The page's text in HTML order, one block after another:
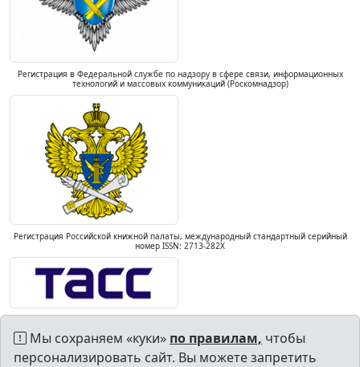
Регистрация в Федеральной службе по надзору в сфере связи, информационных
технологий и массовых коммуникаций (Роскомнадзор)
Регистрация Российской книжной палаты, международный стандартный серийный
номер ISSN: 2713-282X
Мы сохраняем «куки» по правилам, чтобы
персонализировать сайт. Вы можете запретить